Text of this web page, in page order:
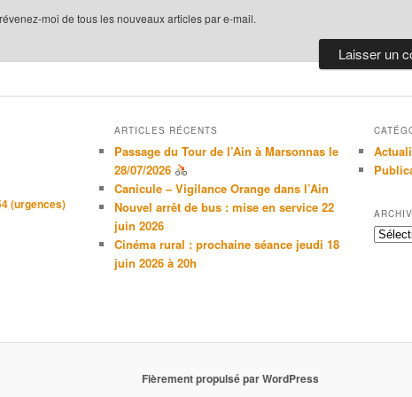
moi de tous les nouveaux articles par e-mail.
(urgences)
ARTICLES RÉCENTS
Passage du Tour de l’Ain à Marsonnas le
28/07/2026
Canicule – Vigilance Orange dans l’Ain
Nouvel arrêt de bus : mise en service 22
juin 2026
Cinéma rural : prochaine séance jeudi 18
juin 2026 à 20h
Fièrement propulsé par WordPress